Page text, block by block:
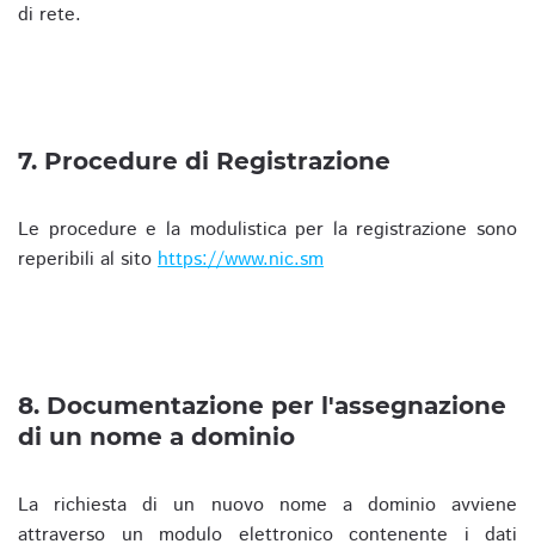
di rete.
7. Procedure di Registrazione
Le procedure e la modulistica per la registrazione sono
reperibili al sito https://www.nic.sm
8. Documentazione per l'assegnazione
di un nome a dominio
La richiesta di un nuovo nome a dominio avviene
attraverso un modulo elettronico contenente i dati